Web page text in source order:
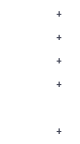
+
+
+
+
+